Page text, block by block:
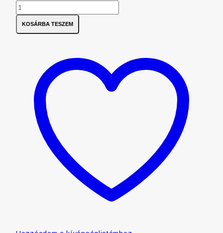
KOSÁRBA TESZEM